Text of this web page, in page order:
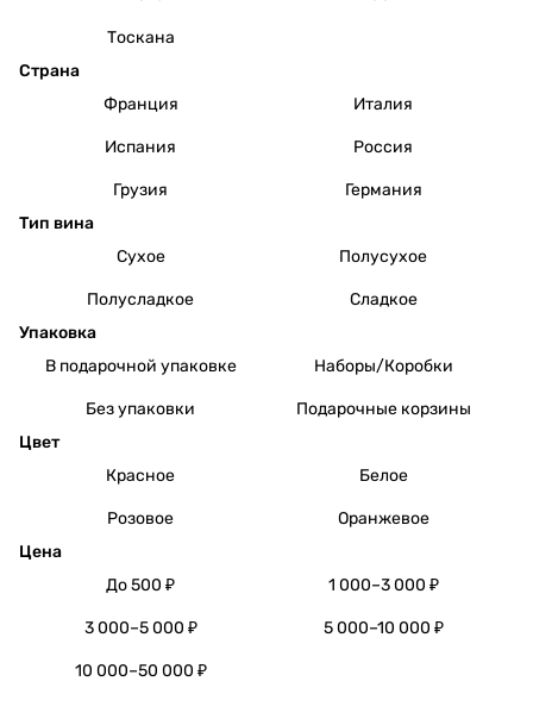
Тоскана
Страна
Франция
Италия
Испания Россия
Грузия
Германия
Тип вина
Сухое
Полусухое
Полусладкое
Сладкое
Упаковка
В подарочной упаковке
Наборы/Коробки
Без упаковки
Подарочные корзины
Цвет
Красное
Белое
Розовое
Оранжевое
Цена
До 500 ₽
1 000–3 000 ₽
3 000–5 000 ₽ 5 000–10 000 ₽
10 000–50 000 ₽